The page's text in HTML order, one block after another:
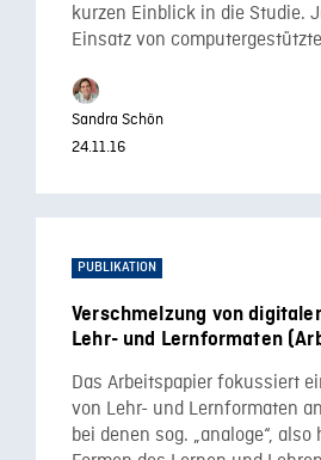
kurzen Einblick in die Studie.
Einsatz von
Sandra Schön
24.11.16
PUBLIKATION
Verschmelzung von
Lehr- und Lernformaten
Das Arbeitspapier fokussiert
von Lehr- und Lernformaten
bei denen sog. „analoge“,